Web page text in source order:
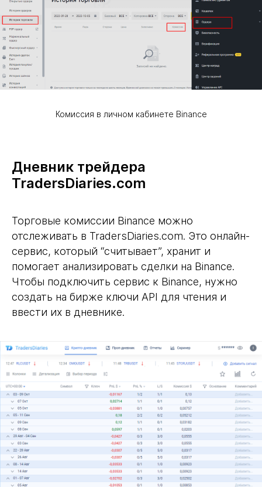
Комиссия в личном кабинете Binance
Дневник трейдера
TradersDiaries.com
Торговые комиссии Binance можно
отслеживать в TradersDiaries.com. Это онлайн-
сервис, который “считывает”, хранит и
помогает анализировать сделки на Binance.
Чтобы подключить сервис к Binance, нужно
создать на бирже ключи API для чтения и
ввести их в дневнике.